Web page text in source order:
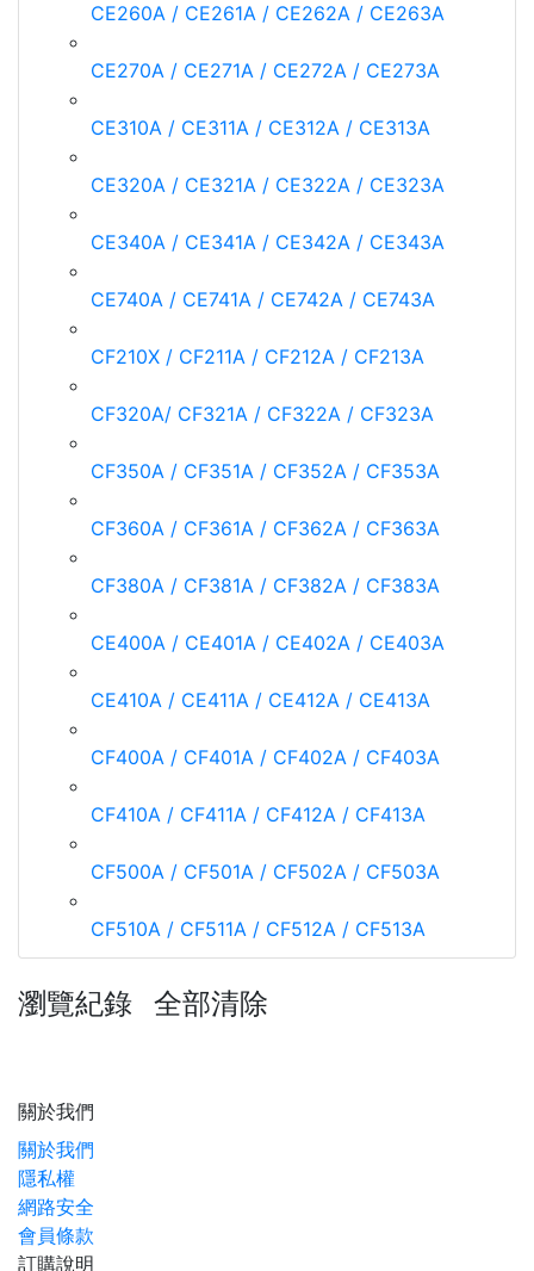
CE260A / CE261A / CE262A / CE263A
CE270A / CE271A / CE272A / CE273A
CE310A / CE311A / CE312A / CE313A
CE320A / CE321A / CE322A / CE323A
CE340A / CE341A / CE342A / CE343A
CE740A / CE741A / CE742A / CE743A
CF210X / CF211A / CF212A / CF213A
CF320A/ CF321A / CF322A / CF323A
CF350A / CF351A / CF352A / CF353A
CF360A / CF361A / CF362A / CF363A
CF380A / CF381A / CF382A / CF383A
CE400A / CE401A / CE402A / CE403A
CE410A / CE411A / CE412A / CE413A
CF400A / CF401A / CF402A / CF403A
CF410A / CF411A / CF412A / CF413A
CF500A / CF501A / CF502A / CF503A
CF510A / CF511A / CF512A / CF513A
瀏覽紀錄 全部清除
關於我們
關於我們
隱私權
網路安全
會員條款
訂購說明